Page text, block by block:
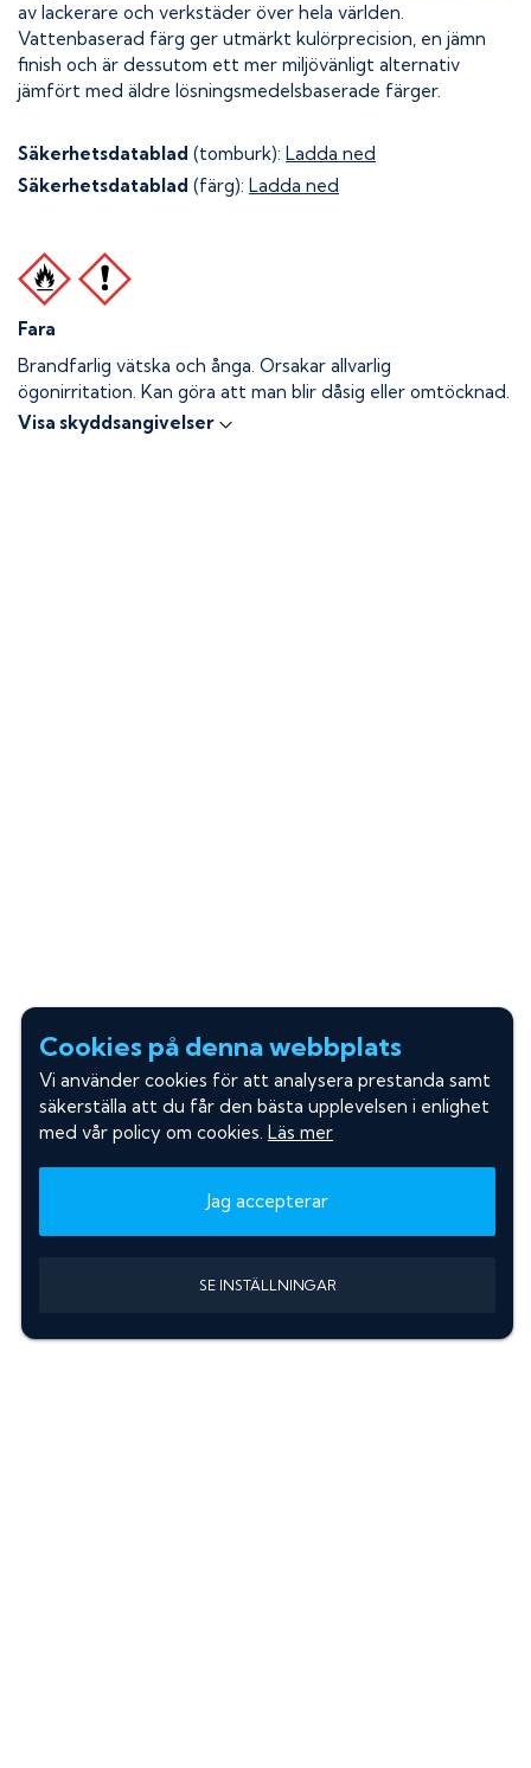
av lackerare och verkstäder över hela världen.
Vattenbaserad färg ger utmärkt kulörprecision, en jämn
finish och är dessutom ett mer miljövänligt alternativ
jämfört med äldre lösningsmedelsbaserade färger.
Säkerhetsdatablad (tomburk): Ladda ned
Säkerhetsdatablad (färg): Ladda ned
Fara
Brandfarlig vätska och ånga. Orsakar allvarlig
ögonirritation. Kan göra att man blir dåsig eller omtöcknad.
Visa skyddsangivelser
Cookies på denna webbplats
Vi använder cookies för att analysera prestanda samt
säkerställa att du får den bästa upplevelsen i enlighet
med vår policy om cookies. Läs mer
Jag accepterar
SE INSTÄLLNINGAR